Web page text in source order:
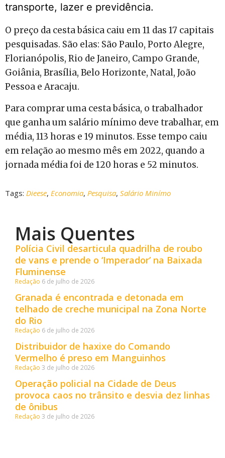
transporte, lazer e previdência.
O preço da cesta básica caiu em 11 das 17 capitais
pesquisadas. São elas: São Paulo, Porto Alegre,
Florianópolis, Rio de Janeiro, Campo Grande,
Goiânia, Brasília, Belo Horizonte, Natal, João
Pessoa e Aracaju.
Para comprar uma cesta básica, o trabalhador
que ganha um salário mínimo deve trabalhar, em
média, 113 horas e 19 minutos. Esse tempo caiu
em relação ao mesmo mês em 2022, quando a
jornada média foi de 120 horas e 52 minutos.
Tags: Dieese, Economia, Pesquisa, Salário Minímo
Mais Quentes
Polícia Civil desarticula quadrilha de roubo
de vans e prende o ‘Imperador’ na Baixada
Fluminense
Redação 6 de julho de 2026
Granada é encontrada e detonada em
telhado de creche municipal na Zona Norte
do Rio
Redação 6 de julho de 2026
Distribuidor de haxixe do Comando
Vermelho é preso em Manguinhos
Redação 3 de julho de 2026
Operação policial na Cidade de Deus
provoca caos no trânsito e desvia dez linhas
de ônibus
Redação 3 de julho de 2026